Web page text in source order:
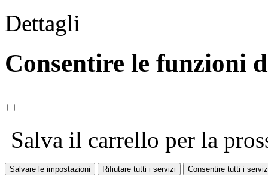
Dettagli
Consentire le funzioni
Salva il carrello per la
Salvare le impostazioni Rifiutare tutti i servizi Consentire tutti i